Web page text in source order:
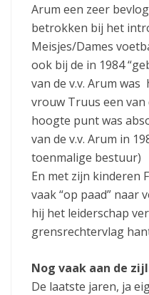
Arum een zeer
betrokken bij het
Meisjes/Dames
ook bij de in 1984
van de v.v. Arum was
vrouw Truus een
hoogte punt was
van de v.v. Arum in
toenmalige bestuur)
En met zijn kinderen
vaak “op paad” naar
hij het leiderschap
grensrechtervlag
Nog vaak aan de
De laatste jaren, ja